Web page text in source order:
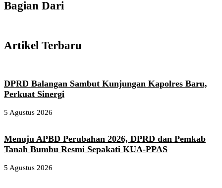
Bagian Dari
Artikel Terbaru
DPRD Balangan Sambut Kunjungan Kapolres Baru,
Perkuat Sinergi
5 Agustus 2026
Menuju APBD Perubahan 2026, DPRD dan Pemkab
Tanah Bumbu Resmi Sepakati KUA-PPAS
5 Agustus 2026